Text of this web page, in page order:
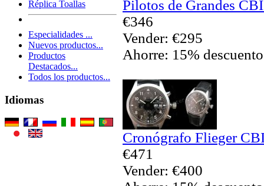
Réplica Toallas
Especialidades ...
Nuevos productos...
Productos
Destacados...
Todos los productos...
Idiomas
Pilotos de Grandes
€346
Vender: €295
Ahorre: 15% descuento
Cronógrafo Flieger
€471
Vender: €400